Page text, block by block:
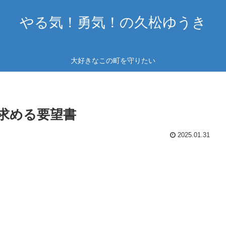
やる気！勇気！の久松ゆうき
大好きなこの町を守りたい
める要望書
2025.01.31